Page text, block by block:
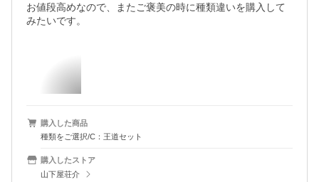
お値段高めなので、またご褒美の時に種類違いを購入して
みたいです。
購入した商品
種類をご選択/C：王道セット
購入したストア
山下屋荘介